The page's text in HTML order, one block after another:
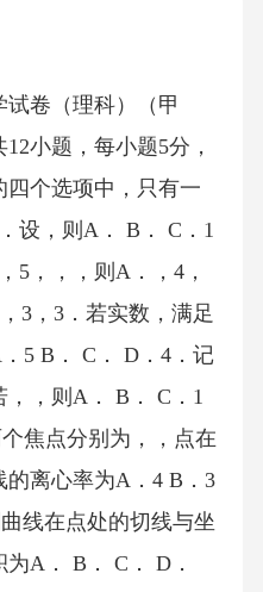
试卷（理科）（甲
小题，每小题5分，
四个选项中，只有一
设，则A． B． C．1
5，，，则A．，4，
3，3．若实数，满足
5 B． C． D．4．记
，则A． B． C．1
焦点分别为，，点在
离心率为A．4 B．3
线在点处的切线与坐
A． B． C． D．